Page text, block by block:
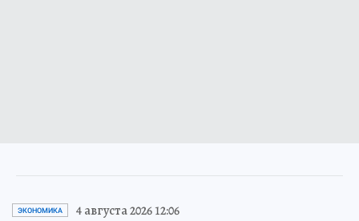
ЭКОНОМИКА 4 августа 2026 12:06